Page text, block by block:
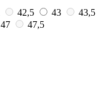
42,5 43
43,5
47
47,5